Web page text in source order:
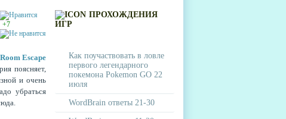
+7
Escape
поясняет,
и очень
убраться
ПРОХОЖДЕНИЯ
ИГР
Как поучаствовать в ловле
первого легендарного
покемона Pokemon GO 22
июля
WordBrain ответы 21-30